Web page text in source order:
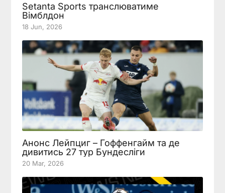
Setanta Sports транслюватиме
Вімблдон
18 Jun, 2026
Анонс Лейпциг – Гоффенгайм та де
дивитись 27 тур Бундесліги
20 Mar, 2026